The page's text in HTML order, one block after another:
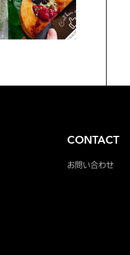
CONTACT
お問い合わせ